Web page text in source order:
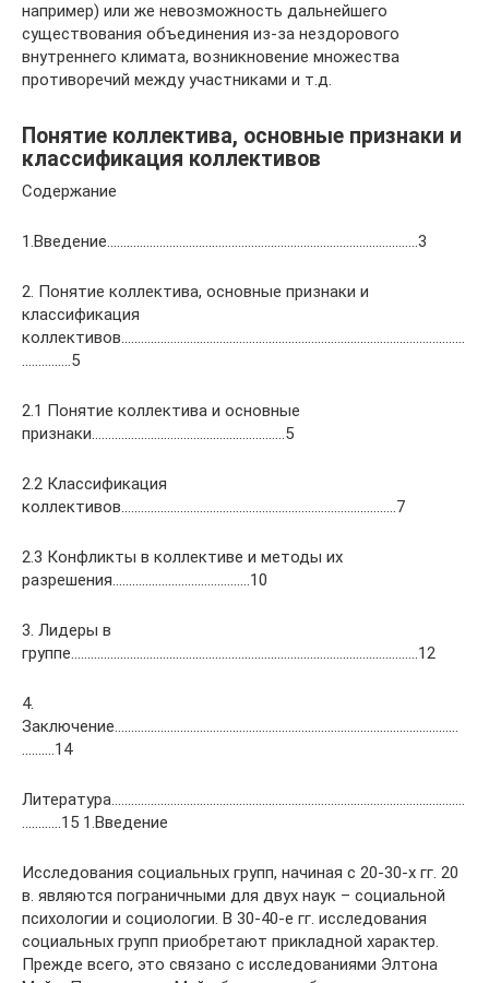
например) или же невозможность дальнейшего
существования объединения из-за нездорового
внутреннего климата, возникновение множества
противоречий между участниками и т.д.
Понятие коллектива, основные признаки и
классификация коллективов
Содержание
1.Введение…………………………………………………………………………………..3
2. Понятие коллектива, основные признаки и
классификация
коллективов……………………………………………………………………………………………
……………5
2.1 Понятие коллектива и основные
признаки…………………………………………………..5
2.2 Классификация
коллективов…………………………………………………………………………7
2.3 Конфликты в коллективе и методы их
разрешения……………………………………10
3. Лидеры в
группе…………………………………………………………………………………………….12
4.
Заключение……………………………………………………………………………………………
……….14
Литература………………………………………………………………………………………………
…………15 1.Введение
Исследования социальных групп, начиная с 20-30-х гг. 20
в. являются пограничными для двух наук – социальной
психологии и социологии. В 30-40-е гг. исследования
социальных групп приобретают прикладной характер.
Прежде всего, это связано с исследованиями Элтона